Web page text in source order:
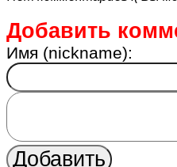
Добавить
Имя (nickname):